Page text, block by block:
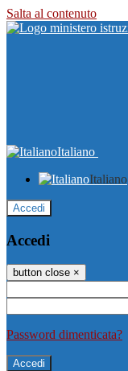
Salta al contenuto
Italiano
Italiano
Accedi
Accedi
button close ×
Password dimenticata?